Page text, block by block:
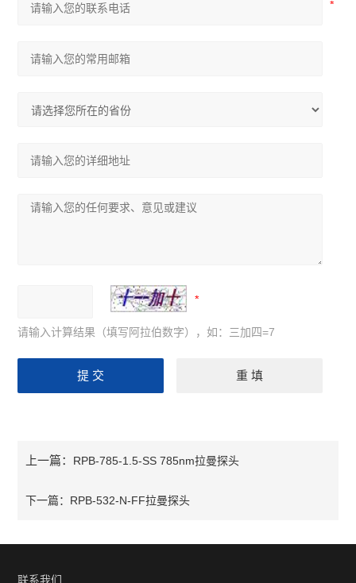
请输入计算结果（填写阿拉伯数字），如：三加四=7
上一篇： RPB-785-1.5-SS 785nm拉曼探头
下一篇： RPB-532-N-FF拉曼探头
联系我们